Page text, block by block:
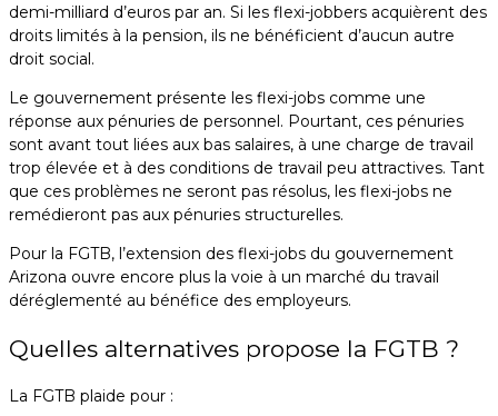
demi-milliard d’euros par an. Si les flexi-jobbers acquièrent des
droits limités à la pension, ils ne bénéficient d’aucun autre
droit social.
Le gouvernement présente les flexi-jobs comme une
réponse aux pénuries de personnel. Pourtant, ces pénuries
sont avant tout liées aux bas salaires, à une charge de travail
trop élevée et à des conditions de travail peu attractives. Tant
que ces problèmes ne seront pas résolus, les flexi-jobs ne
remédieront pas aux pénuries structurelles.
Pour la FGTB, l’extension des flexi-jobs du gouvernement
Arizona ouvre encore plus la voie à un marché du travail
déréglementé au bénéfice des employeurs.
Quelles alternatives propose la FGTB ?
La FGTB plaide pour :